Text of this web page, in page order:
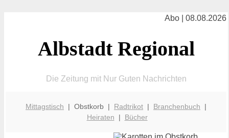
Abo | 08.08.2026
Albstadt Regional
Die Zeitung mit Nur Guten Nachrichten
Mittagstisch | Obstkorb | Radtrikot | Branchenbuch |
Heiraten | Bücher